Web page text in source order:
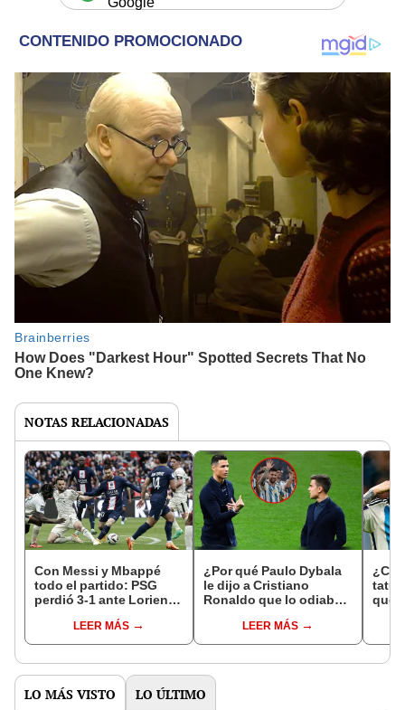
NOTAS RELACIONADAS
Con Messi y Mbappé
todo el partido: PSG
perdió 3-1 ante Lorient
LEER MÁS
¿Por qué Paulo Dybala
le dijo a Cristiano
Ronaldo que lo odiaba y
Messi?LEER MÁS
qué
LO MÁS VISTO LO ÚLTIMO